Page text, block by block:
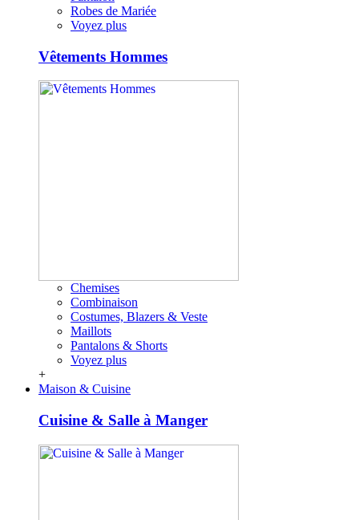
Robes de Mariée
Voyez plus
Vêtements Hommes
Chemises
Combinaison
Costumes, Blazers & Veste
Maillots
Pantalons & Shorts
Voyez plus
+
Maison & Cuisine
Cuisine & Salle à Manger